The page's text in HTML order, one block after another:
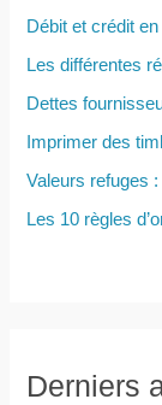
:
Débit et crédit
Les différentes
Dettes
Imprimer des
Valeurs refuges
Les 10 règles
Derniers